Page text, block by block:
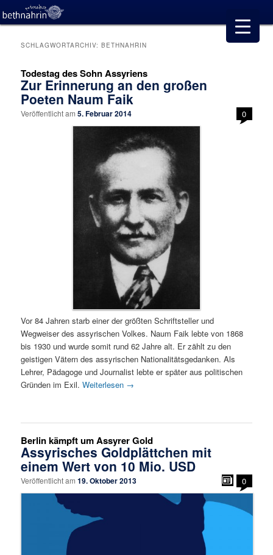
SCHLAGWORTARCHIV:BETHNAHRIN
Todestag des Sohn Assyriens
Zur Erinnerung an den großen
Poeten Naum Faik
Veröffentlicht am5. Februar 2014 0
Vor 84 Jahren starb einer der größten Schriftsteller und
Wegweiser des assyrischen Volkes. Naum Faik lebte von 1868
bis 1930 und wurde somit rund 62 Jahre alt. Er zählt zu den
geistigen Vätern des assyrischen Nationalitätsgedanken. Als
Lehrer, Pädagoge und Journalist lebte er später aus politischen
Gründen im Exil.Weiterlesen →
Berlin kämpft um Assyrer Gold
Assyrisches Goldplättchen mit
einem Wert von 10 Mio. USD
Veröffentlicht am19. Oktober 2013 0